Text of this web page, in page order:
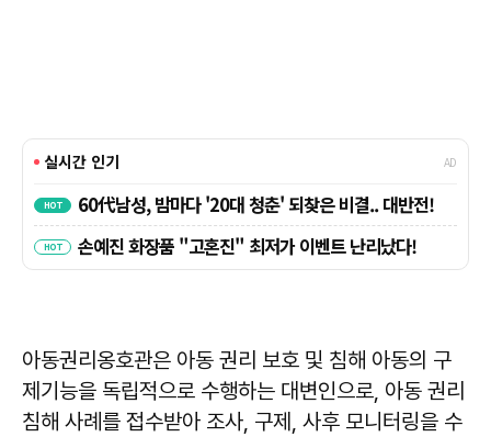
아동권리옹호관은 아동 권리 보호 및 침해 아동의 구
제기능을 독립적으로 수행하는 대변인으로, 아동 권리
침해 사례를 접수받아 조사, 구제, 사후 모니터링을 수